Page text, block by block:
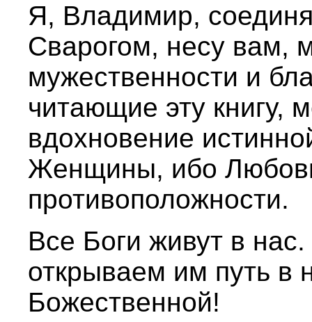
Я, Владимир,
Сварогом, несу вам,
мужественности и
читающие эту книгу,
вдохновение
Женщины, ибо
противоположности.
Все Боги живут в
открываем им путь в
Божественной!